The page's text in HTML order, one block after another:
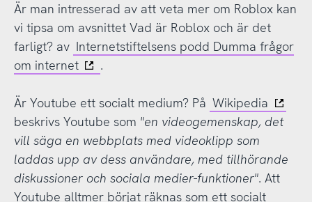
Är man intresserad av att veta mer om Roblox kan
vi tipsa om avsnittet Vad är Roblox och är det
farligt? av Internetstiftelsens podd Dumma frågor
om internet
.
Är Youtube ett socialt medium? På Wikipedia
beskrivs Youtube som "en videogemenskap, det
vill säga en webbplats med videoklipp som
laddas upp av dess användare, med tillhörande
diskussioner och sociala medier-funktioner". Att
Youtube alltmer börjat räknas som ett socialt